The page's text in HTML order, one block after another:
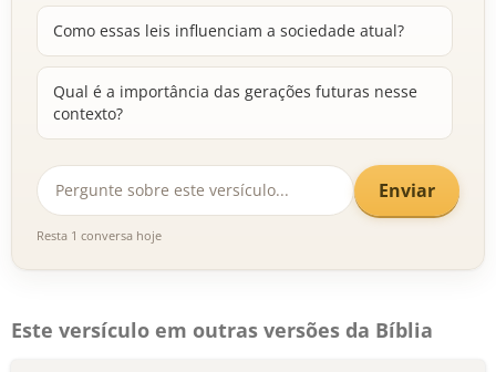
Como essas leis influenciam a sociedade atual?
Qual é a importância das gerações futuras nesse
contexto?
Enviar
Resta 1 conversa hoje
Este versículo em outras versões da Bíblia